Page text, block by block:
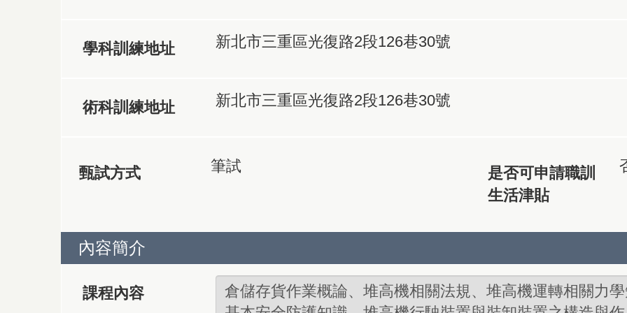
學科訓練地址 新北市三重區光復路2段126巷30號
術科訓練地址 新北市三重區光復路2段126巷30號
甄試方式 筆試
是否可申請職訓
生活津貼
內容簡介
課程內容